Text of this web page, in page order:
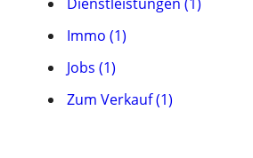
Immo (1)
Jobs (1)
Zum Verkauf (1)